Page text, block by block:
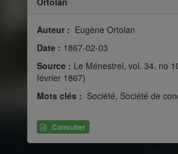
Auteur : Eugène Ortolan
Date : 1867-02-03
Source : Le Ménestrel, vol. 34, no
février 1867)
Mots clés : Société, Société de
Consulter